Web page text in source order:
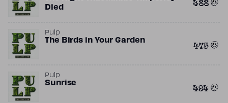
Died
Pulp
The Birds in Your Garden 475
Pulp
Sunrise 494